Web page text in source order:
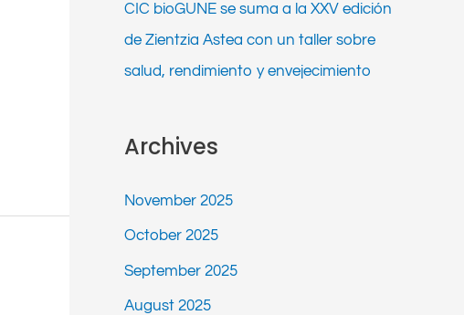
CIC bioGUNE se suma a la XXV edición
de Zientzia Astea con un taller sobre
salud, rendimiento y envejecimiento
Archives
November 2025
October 2025
September 2025
August 2025